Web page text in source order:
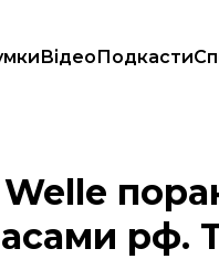
ВідеоПодкасти
боєприпасами рф. Також
рф.